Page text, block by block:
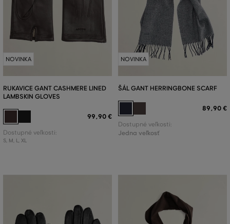
NOVINKA
RUKAVICE GANT CASHMERE LINED
LAMBSKIN GLOVES
99,90 €
Dostupné veľkosti:
S, M, L, XL
NOVINKA
ŠÁL GANT HERRINGBONE SCARF
89,90 €
Dostupné veľkosti:
Jedna veľkosť